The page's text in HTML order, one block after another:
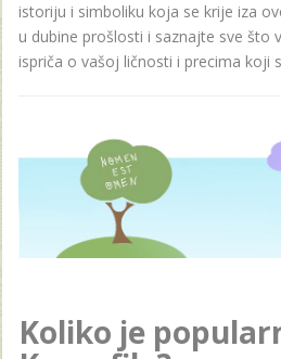
istoriju i simboliku koja se krije iza
u dubine prošlosti i saznajte sve što
ispriča o vašoj ličnosti i precima koji
Koliko je